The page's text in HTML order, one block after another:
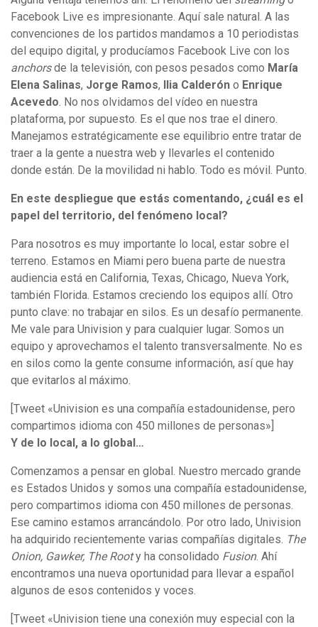
Facebook Live es impresionante. Aquí sale natural. A las
convenciones de los partidos mandamos a 10 periodistas
del equipo digital, y producíamos Facebook Live con los
anchorsde la televisión, con pesos pesados como María
Elena Salinas, Jorge Ramos, Ilia Calderón o Enrique
Acevedo. No nos olvidamos del vídeo en nuestra
plataforma, por supuesto. Es el que nos trae el dinero.
Manejamos estratégicamente ese equilibrio entre tratar de
traer a la gente a nuestra web y llevarles el contenido
donde están. De la movilidad ni hablo. Todo es móvil. Punto.
En este despliegue que estás comentando, ¿cuál es el
papel del territorio, del fenómeno local?
Para nosotros es muy importante lo local, estar sobre el
terreno. Estamos en Miami pero buena parte de nuestra
audiencia está en California, Texas, Chicago, Nueva York,
también Florida. Estamos creciendo los equipos allí. Otro
punto clave: no trabajar en silos. Es un desafío permanente.
Me vale para Univision y para cualquier lugar. Somos un
equipo y aprovechamos el talento transversalmente. No es
en silos como la gente consume información, así que hay
que evitarlos al máximo.
[Tweet «Univision es una compañía estadounidense, pero
compartimos idioma con 450 millones de personas»]
Y de lo local, a lo global…
Comenzamos a pensar en global. Nuestro mercado grande
es Estados Unidos y somos una compañía estadounidense,
pero compartimos idioma con 450 millones de personas.
Ese camino estamos arrancándolo. Por otro lado, Univision
ha adquirido recientemente varias compañías digitales. The
Onion, Gawker, The Rooty ha consolidado Fusion. Ahí
encontramos una nueva oportunidad para llevar a español
algunos de esos contenidos y voces.
[Tweet «Univision tiene una conexión muy especial con la